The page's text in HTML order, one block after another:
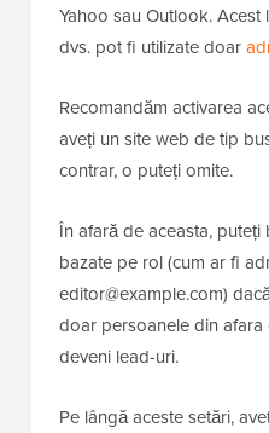
Yahoo sau Outlook.
dvs. pot fi utilizate doar
Recomandăm activarea
aveți un site web de tip
contrar, o puteți omite.
În afară de aceasta,
bazate pe rol (cum ar fi
editor@example.com)
doar persoanele din
deveni lead-uri.
Pe lângă aceste setări,